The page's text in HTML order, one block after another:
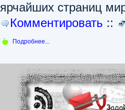
ярчайших страниц
Комментировать ::
Подробнее...